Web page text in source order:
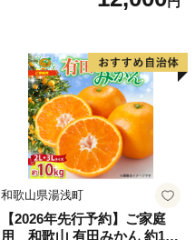
アム」 もも あかつき 秀品 約
果肉 長野県産 小諸市
和歌山県湯浅町
【2026年先行予約】ご家庭
用 和歌山 有田みかん 約10k